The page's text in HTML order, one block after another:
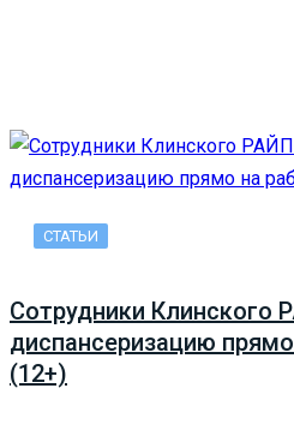
СТАТЬИ
Сотрудники Клинского
диспансеризацию
(12+)